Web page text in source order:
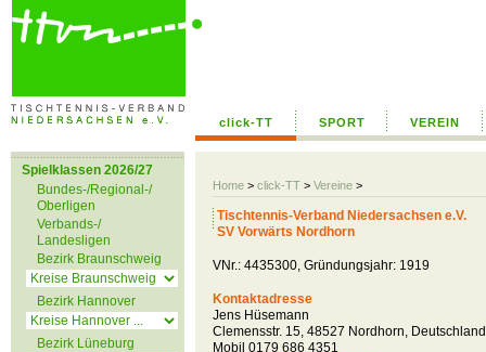
click-TT SPORT VEREIN
Home > click-TT > Vereine >
Spielklassen 2026/27
Bundes-/Regional-/
Oberligen
Verbands-/
Landesligen
Bezirk Braunschweig
Bezirk Hannover
Bezirk Lüneburg
Tischtennis-Verband Niedersachsen e.V.
SV Vorwärts Nordhorn
VNr.: 4435300, Gründungsjahr: 1919
Kontaktadresse
Jens Hüsemann
Clemensstr. 15, 48527 Nordhorn, Deutschland
Mobil 0179 686 4351